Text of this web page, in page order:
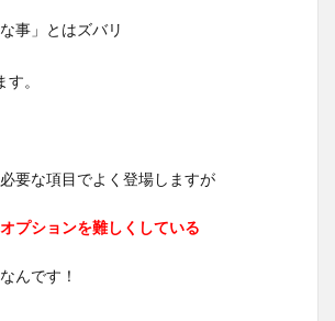
事」とはズバリ
。
要な項目でよく登場しますが
プションを難しくしている
んです！